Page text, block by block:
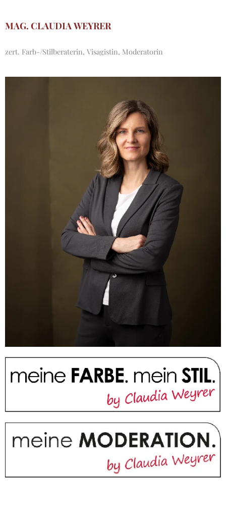
MAG. CLAUDIA WEYRER
zert. Farb-/Stilberaterin, Visagistin, Moderatorin